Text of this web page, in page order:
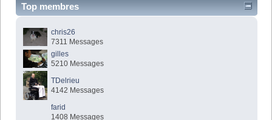
Top membres
chris26
7311 Messages
gilles
5210 Messages
TDelrieu
4142 Messages
farid
1408 Messages